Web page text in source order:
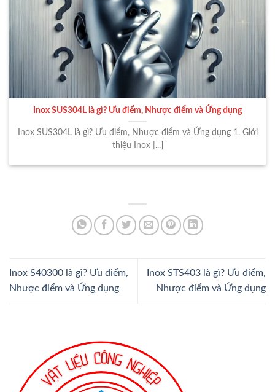
Inox SUS304L là gì? Ưu điểm, Nhược điểm và Ứng dụng
Inox SUS304L là gì? Ưu điểm, Nhược điểm và Ứng dụng 1. Giới
thiệu Inox [...]
Inox S40300 là gì? Ưu điểm,
Nhược điểm và Ứng dụng
Inox STS403 là gì? Ưu điểm,
Nhược điểm và Ứng dụng